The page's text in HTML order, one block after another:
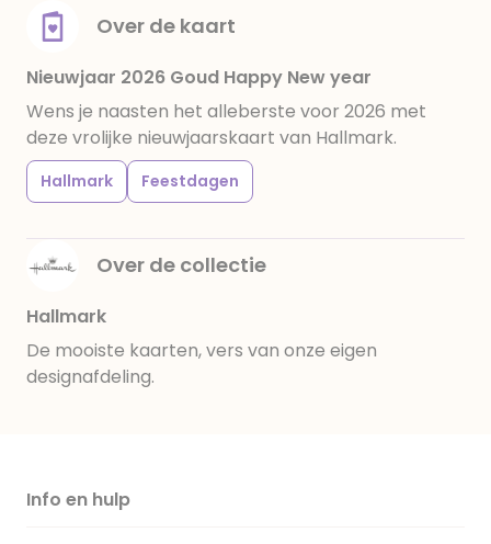
Over de kaart
Nieuwjaar 2026 Goud Happy New year
Wens je naasten het alleberste voor 2026 met
deze vrolijke nieuwjaarskaart van Hallmark.
Hallmark Feestdagen
Over de collectie
Hallmark
De mooiste kaarten, vers van onze eigen
designafdeling.
Info en hulp